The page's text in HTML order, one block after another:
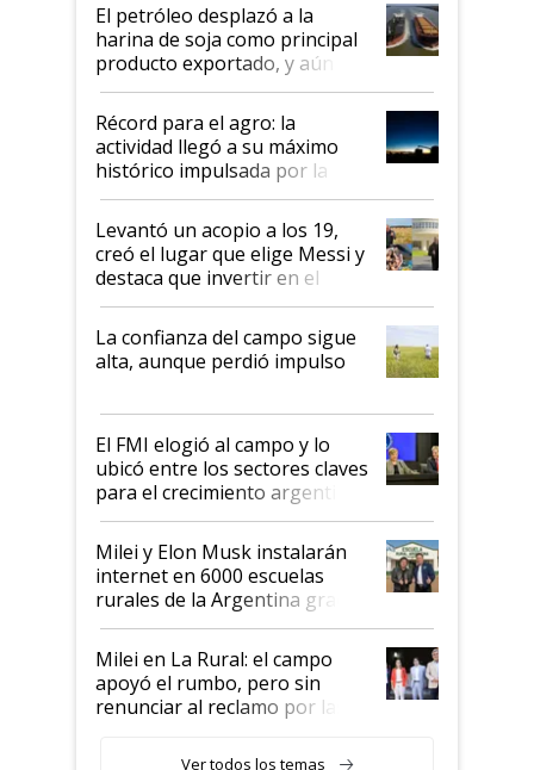
El petróleo desplazó a la
harina de soja como principal
producto exportado, y aún así
el agro aportó casi seis de cada
diez dólares y sostuvo el
liderazgo en un semestre
récord
Récord para el agro: la
actividad llegó a su máximo
histórico impulsada por la
cosecha y las exportaciones
Levantó un acopio a los 19,
creó el lugar que elige Messi y
destaca que invertir en el
kirchnerismo era como "darle
plata a un hijo para droga":
Juan Félix Rossetti, el libertario
que de una dura crisis salió
de Milei
La confianza del campo sigue
alta, aunque perdió impulso
El FMI elogió al campo y lo
ubicó entre los sectores claves
para el crecimiento argentino
Milei y Elon Musk instalarán
internet en 6000 escuelas
rurales de la Argentina gracias
a un acuerdo con Starlink
Milei en La Rural: el campo
apoyó el rumbo, pero sin
renunciar al reclamo por las
Ver todos los temas